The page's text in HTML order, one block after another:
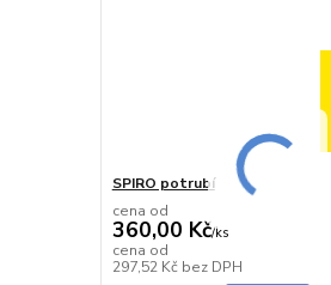
SPIRO potrubí
cena od
360,00 Kč/ks
cena od
297,52 Kč bez DPH